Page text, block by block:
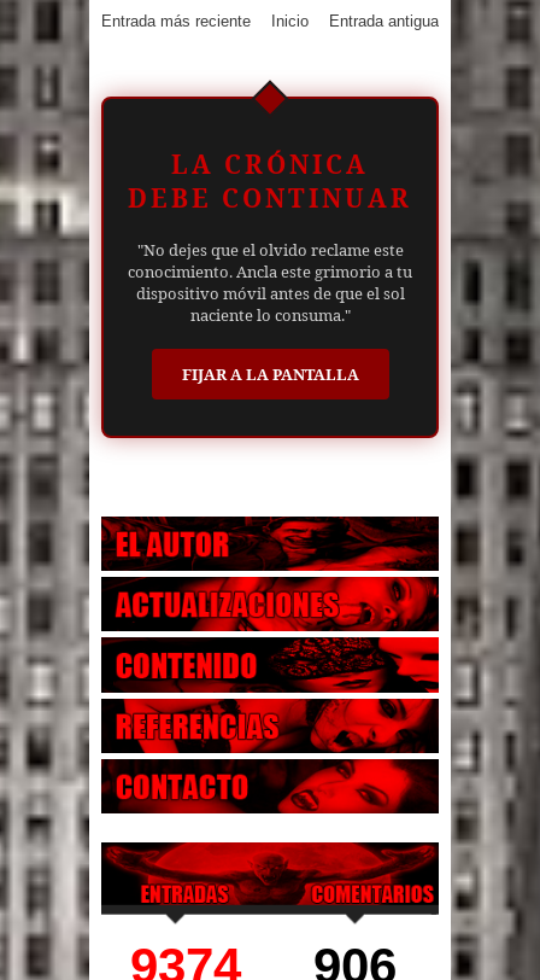
Entrada más reciente Entrada antigua
Inicio
LA CRÓNICA
DEBE CONTINUAR
"No dejes que el olvido reclame este
conocimiento. Ancla este grimorio a tu
dispositivo móvil antes de que el sol
naciente lo consuma."
FIJAR A LA PANTALLA
9374 906